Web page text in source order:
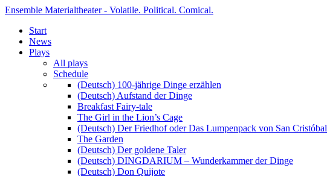
Ensemble Materialtheater - Volatile. Political. Comical.
Start
News
Plays
All plays
Schedule
(Deutsch) 100-jährige Dinge erzählen
(Deutsch) Aufstand der Dinge
Breakfast Fairy-tale
The Girl in the Lion’s Cage
(Deutsch) Der Friedhof oder Das Lumpenpack von San Cristóbal
The Garden
(Deutsch) Der goldene Taler
(Deutsch) DINGDARIUM – Wunderkammer der Dinge
(Deutsch) Don Quijote